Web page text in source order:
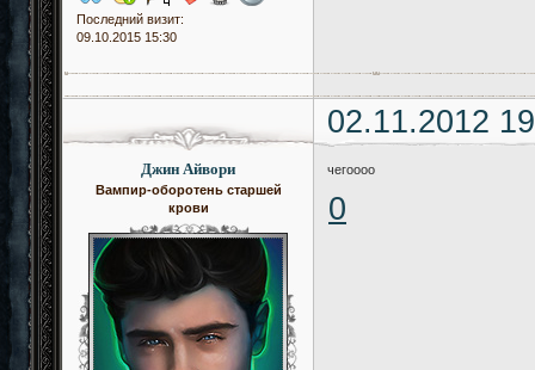
Последний визит:
09.10.2015 15:30
02.11.2012
Джин Айвори
Вампир-оборотень старшей
крови
чегоооо
0